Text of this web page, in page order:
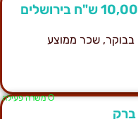
שישי בבוקר, שכר ממוצע
Ο משרה פעילה